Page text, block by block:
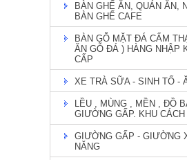
BÀN GHẾ ĂN, QUÁN ĂN,
BÀN GHẾ CAFE
BÀN GỖ MẶT ĐÁ CẨM
ĂN GỖ ĐÁ ) HÀNG NHẬP
CẤP
XE TRÀ SỮA - SINH TỐ -
LỀU , MÙNG , MỀN , ĐỒ
GIƯỜNG GẤP. KHU CÁCH
GIƯỜNG GẤP - GIƯỜNG
NĂNG